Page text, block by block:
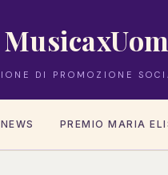
DI PROMOZIONE
NEWS PREMIO MARIA